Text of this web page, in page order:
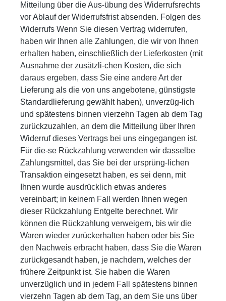
Mitteilung über die Aus-übung des Widerrufsrechts
vor Ablauf der Widerrufsfrist absenden. Folgen des
Widerrufs Wenn Sie diesen Vertrag widerrufen,
haben wir Ihnen alle Zahlungen, die wir von Ihnen
erhalten haben, einschließlich der Lieferkosten (mit
Ausnahme der zusätzli-chen Kosten, die sich
daraus ergeben, dass Sie eine andere Art der
Lieferung als die von uns angebotene, günstigste
Standardlieferung gewählt haben), unverzüg-lich
und spätestens binnen vierzehn Tagen ab dem Tag
zurückzuzahlen, an dem die Mitteilung über Ihren
Widerruf dieses Vertrags bei uns eingegangen ist.
Für die-se Rückzahlung verwenden wir dasselbe
Zahlungsmittel, das Sie bei der ursprüng-lichen
Transaktion eingesetzt haben, es sei denn, mit
Ihnen wurde ausdrücklich etwas anderes
vereinbart; in keinem Fall werden Ihnen wegen
dieser Rückzahlung Entgelte berechnet. Wir
können die Rückzahlung verweigern, bis wir die
Waren wieder zurückerhalten haben oder bis Sie
den Nachweis erbracht haben, dass Sie die Waren
zurückgesandt haben, je nachdem, welches der
frühere Zeitpunkt ist. Sie haben die Waren
unverzüglich und in jedem Fall spätestens binnen
vierzehn Tagen ab dem Tag, an dem Sie uns über